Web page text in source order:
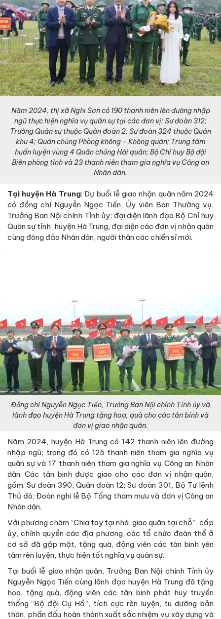
Năm 2024, thị xã Nghi Sơn có 190 thanh niên lên đường nhập
ngũ thực hiện nghĩa vụ quân sự tại các đơn vị: Sư đoàn 312;
Trường Quân sự thuộc Quân đoàn 2; Sư đoàn 324 thuộc Quân
khu 4; Quân chủng Phòng không - Không quân; Trung tâm
huấn luyện vùng 4 Quân chủng Hải quân; Bộ Chỉ huy Bộ đội
Biên phòng tỉnh và 23 thanh niên tham gia nghĩa vụ Công an
Nhân dân.
Tại huyện Hà Trung: Dự buổi lễ giao nhận quân năm 2024
có đồng chí Nguyễn Ngọc Tiến, Ủy viên Ban Thường vụ,
Trưởng Ban Nội chính Tỉnh ủy; đại diện lãnh đạo Bộ Chỉ huy
Quân sự tỉnh, huyện Hà Trung, đại diện các đơn vị nhận quân
cùng đông đảo Nhân dân, người thân các chiến sĩ mới.
Đồng chí Nguyễn Ngọc Tiến, Trưởng Ban Nội chính Tỉnh ủy và
lãnh đạo huyện Hà Trung tặng hoa, quà cho các tân binh và
đơn vị giao nhận quân.
Năm 2024, huyện Hà Trung có 142 thanh niên lên đường
nhập ngũ; trong đó có 125 thanh niên tham gia nghĩa vụ
quân sự và 17 thanh niên tham gia nghĩa vụ Công an Nhân
dân. Các tân binh được giao cho các đơn vị nhận quân,
gồm: Sư đoàn 390, Quân đoàn 12; Sư đoàn 301, Bộ Tư lệnh
Thủ đô; Đoàn nghi lễ Bộ Tổng tham mưu và đơn vị Công an
Nhân dân.
Với phương châm “Chia tay tại nhà, giao quân tại chỗ”, cấp
ủy, chính quyền các địa phương, các tổ chức đoàn thể ở
cơ sở đã gặp mặt, tặng quà, động viên các tân binh yên
tâm rèn luyện, thực hiện tốt nghĩa vụ quân sự.
Tại buổi lễ giao nhận quân, Trưởng Ban Nội chính Tỉnh ủy
Nguyễn Ngọc Tiến cùng lãnh đạo huyện Hà Trung đã tặng
hoa, tặng quà, động viên các tân binh phát huy truyền
thống “Bộ đội Cụ Hồ”, tích cực rèn luyện, tu dưỡng bản
thân, phấn đấu hoàn thành xuất sắc nhiệm vụ xây dựng và